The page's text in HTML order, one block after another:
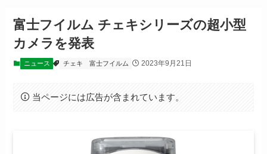
富士フイルム チェキシリーズの超小型
カメラを発表
ニュース チェキ 富士フイルム 2023年9月21日
当ページには広告が含まれています。